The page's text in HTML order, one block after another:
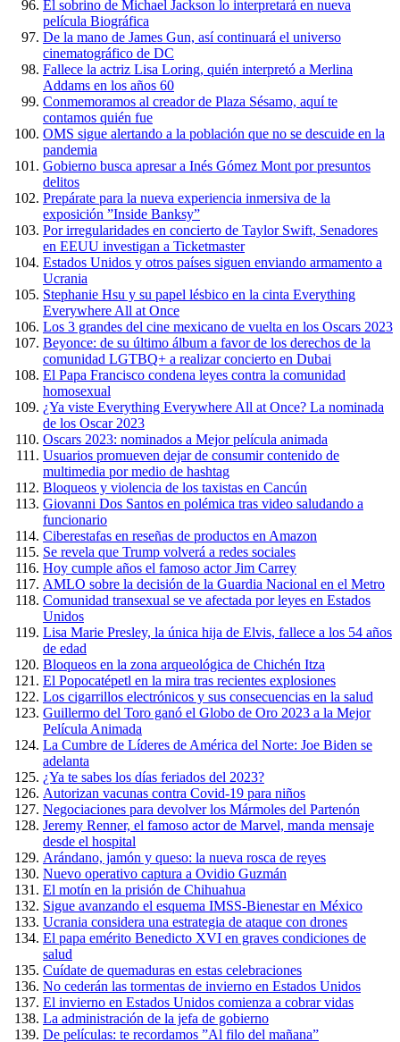
El sobrino de Michael Jackson lo interpretará en nueva
película Biográfica
De la mano de James Gun, así continuará el universo
cinematográfico de DC
Fallece la actriz Lisa Loring, quién interpretó a Merlina
Addams en los años 60
Conmemoramos al creador de Plaza Sésamo, aquí te
contamos quién fue
OMS sigue alertando a la población que no se descuide en la
pandemia
Gobierno busca apresar a Inés Gómez Mont por presuntos
delitos
Prepárate para la nueva experiencia inmersiva de la
exposición ”Inside Banksy”
Por irregularidades en concierto de Taylor Swift, Senadores
en EEUU investigan a Ticketmaster
Estados Unidos y otros países siguen enviando armamento a
Ucrania
Stephanie Hsu y su papel lésbico en la cinta Everything
Everywhere All at Once
Los 3 grandes del cine mexicano de vuelta en los Oscars 2023
Beyonce: de su último álbum a favor de los derechos de la
comunidad LGTBQ+ a realizar concierto en Dubai
El Papa Francisco condena leyes contra la comunidad
homosexual
¿Ya viste Everything Everywhere All at Once? La nominada
de los Oscar 2023
Oscars 2023: nominados a Mejor película animada
Usuarios promueven dejar de consumir contenido de
multimedia por medio de hashtag
Bloqueos y violencia de los taxistas en Cancún
Giovanni Dos Santos en polémica tras video saludando a
funcionario
Ciberestafas en reseñas de productos en Amazon
Se revela que Trump volverá a redes sociales
Hoy cumple años el famoso actor Jim Carrey
AMLO sobre la decisión de la Guardia Nacional en el Metro
Comunidad transexual se ve afectada por leyes en Estados
Unidos
Lisa Marie Presley, la única hija de Elvis, fallece a los 54 años
de edad
Bloqueos en la zona arqueológica de Chichén Itza
El Popocatépetl en la mira tras recientes explosiones
Los cigarrillos electrónicos y sus consecuencias en la salud
Guillermo del Toro ganó el Globo de Oro 2023 a la Mejor
Película Animada
La Cumbre de Líderes de América del Norte: Joe Biden se
adelanta
¿Ya te sabes los días feriados del 2023?
Autorizan vacunas contra Covid-19 para niños
Negociaciones para devolver los Mármoles del Partenón
Jeremy Renner, el famoso actor de Marvel, manda mensaje
desde el hospital
Arándano, jamón y queso: la nueva rosca de reyes
Nuevo operativo captura a Ovidio Guzmán
El motín en la prisión de Chihuahua
Sigue avanzando el esquema IMSS-Bienestar en México
Ucrania considera una estrategia de ataque con drones
El papa emérito Benedicto XVI en graves condiciones de
salud
Cuídate de quemaduras en estas celebraciones
No cederán las tormentas de invierno en Estados Unidos
El invierno en Estados Unidos comienza a cobrar vidas
La administración de la jefa de gobierno
De películas: te recordamos ”Al filo del mañana”